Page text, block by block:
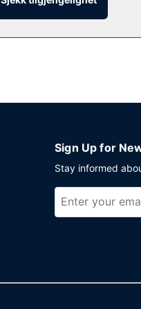
Sign Up for
Stay informed